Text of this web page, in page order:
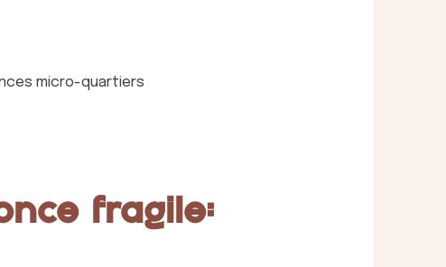
micro-quartiers
fragile: